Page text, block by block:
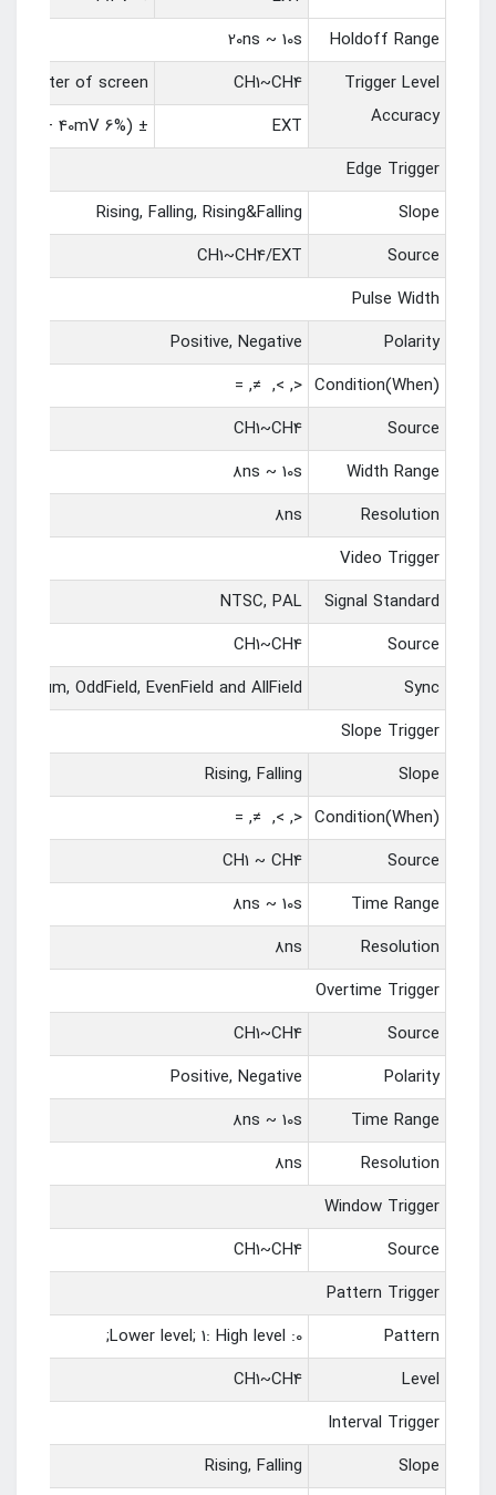
Holdoff Range
20ns ~ 10s
Trigger Level
Accuracy
CH1~CH4
center of screen
EXT
± (6% of setting + 40mV)
Edge Trigger
Slope
Rising, Falling, Rising&Falling
Source
CH1~CH4/EXT
Pulse Width
Polarity
Positive, Negative
Condition(When)
<, >, ≠, =
Source
CH1~CH4
Width Range
8ns ~ 10s
Resolution
8ns
Video Trigger
Signal Standard
NTSC, PAL
Source
CH1~CH4
Sync
OddField, EvenField and AllField
Slope Trigger
Slope
Rising, Falling
Condition(When)
<, >, ≠, =
Source
CH1 ~ CH4
Time Range
8ns ~ 10s
Resolution
8ns
Overtime Trigger
Source
CH1~CH4
Polarity
Positive, Negative
Time Range
8ns ~ 10s
Resolution
8ns
Window Trigger
Source
CH1~CH4
Pattern Trigger
Pattern
0: Lower level; 1: High level;
Level
CH1~CH4
Interval Trigger
Slope
Rising, Falling